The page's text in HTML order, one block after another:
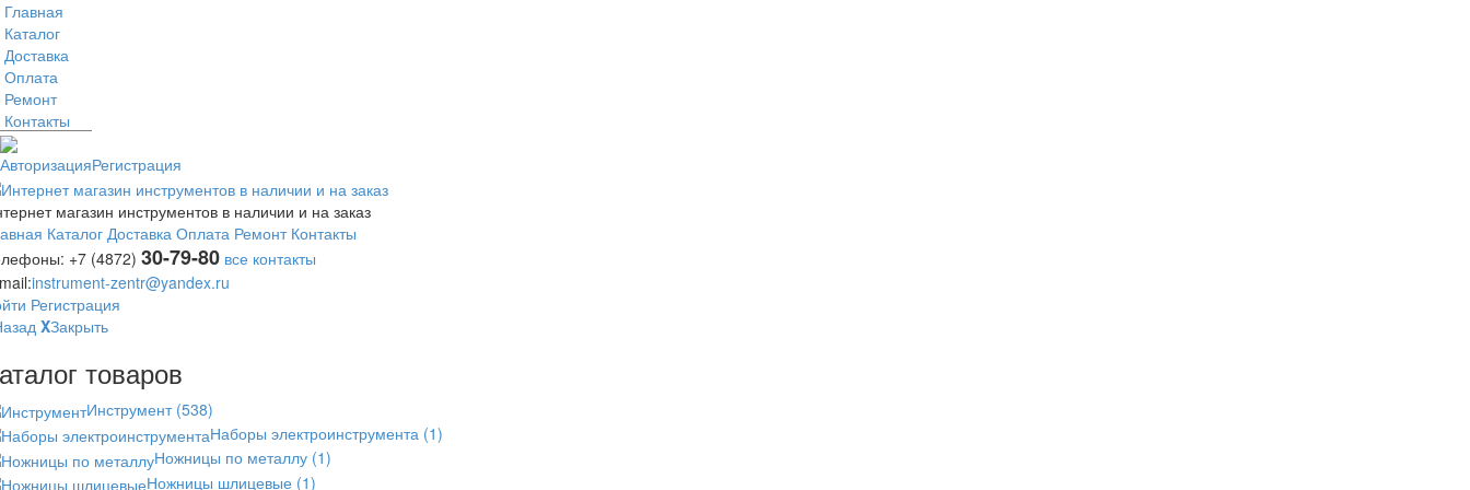
Главная
Каталог
Доставка
Оплата
Ремонт
Контакты
АвторизацияРегистрация
магазин инструментов в наличии и на заказ
Каталог Доставка Оплата Ремонт Контакты
+7 (4872) 30-79-80 все контакты
instrument-zentr@yandex.ru
Регистрация
XЗакрыть
товаров
Инструмент (538)
Наборы электроинструмента (1)
Ножницы по металлу (1)
Ножницы шлицевые (1)